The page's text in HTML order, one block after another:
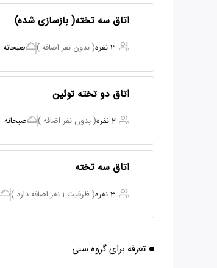
اتاق سه تخته( بازسازی شده)
3 نفره ( بدون نفر اضافه ) صبحانه
اتاق دو تخته توئین
2 نفره ( بدون نفر اضافه ) صبحانه
اتاق سه تخته
3 نفره ( ظرفیت 1 نفر اضافه دارد )
تعرفه برای گروه سنی